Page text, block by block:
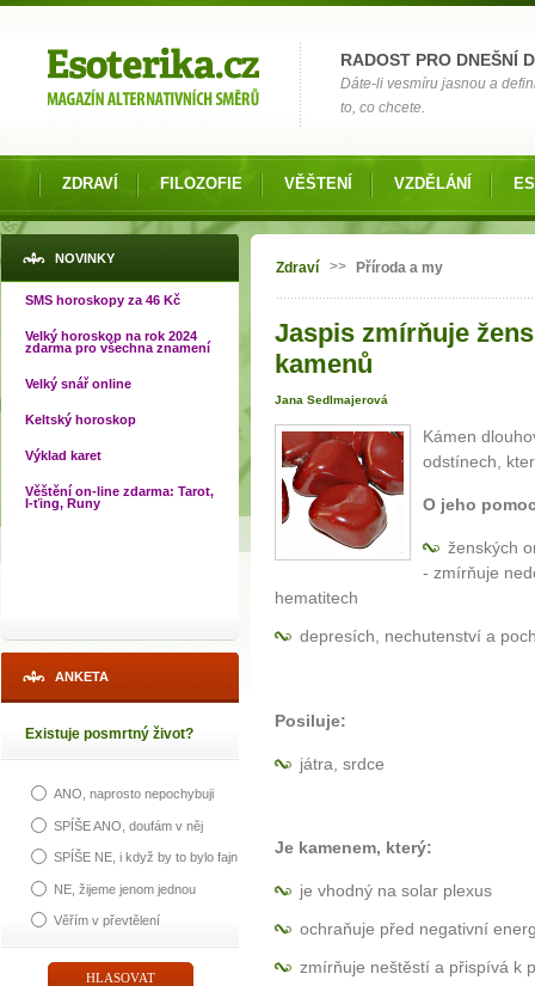
RADOST PRO DNEŠNÍ
Dáte-li vesmíru jasnou a
to, co chcete.
ZDRAVÍ FILOZOFIE VĚŠTENÍ VZDĚLÁNÍ
NOVINKY
SMS horoskopy za 46 Kč
Velký horoskop na rok 2024
zdarma pro všechna znamení
Velký snář online
Keltský horoskop
Výklad karet
Věštění on-line zdarma: Tarot,
I-ťing, Runy
ANKETA
Existuje posmrtný život?
ANO, naprosto nepochybuji
SPÍŠE ANO, doufám v něj
SPÍŠE NE, i když by to bylo fajn
NE, žijeme jenom jednou
Věřím v převtělení
Jste zde
Zdraví >> Příroda a my
Jaspis zmírňuje
kamenů
Jana Sedlmajerová
Kámen
odstínech,
O jeho
ženských
- zmírňuje
hematitech
depresích, nechutenství a
Posiluje:
játra, srdce
Je kamenem, který:
je vhodný na solar plexus
ochraňuje před negativní
zmírňuje neštěstí a přispívá k